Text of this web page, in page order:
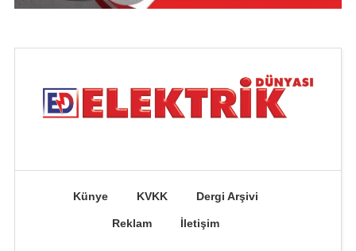
Künye KVKK Dergi Arşivi
Reklam İletişim